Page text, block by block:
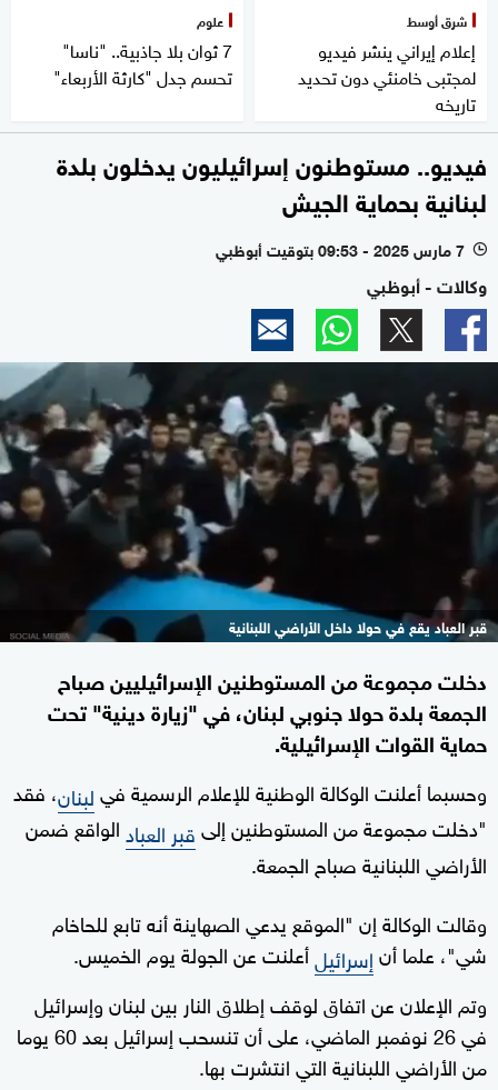
شرق أوسط
إعلام إيراني ينشر فيديو
لمجتبى خامنئي دون تحديد
تاريخه
علوم
7 ثوان بلا جاذبية.. "ناسا"
تحسم جدل "كارثة الأربعاء"
فيديو.. مستوطنون إسرائيليون يدخلون بلدة
لبنانية بحماية الجيش
l 7 مارس 2025 - 09:53 بتوقيت أبوظبي
وكالات - أبوظبي
قبر العباد يقع في حولا داخل الأراضي اللبنانية
دخلت مجموعة من المستوطنين الإسرائيليين صباح
الجمعة بلدة حولا جنوبي لبنان، في "زيارة دينية" تحت
حماية القوات الإسرائيلية.
وحسبما أعلنت الوكالة الوطنية للإعلام الرسمية فيلبنان، فقد
"دخلت مجموعة من المستوطنين إلىقبر العبادالواقع ضمن
الأراضي اللبنانية صباح الجمعة.
وقالت الوكالة إن "الموقع يدعي الصهاينة أنه تابع للحاخام
شي"، علما أنإسرائيلأعلنت عن الجولة يوم الخميس.
وتم الإعلان عن اتفاق لوقف إطلاق النار بين لبنان وإسرائيل
في 26 نوفمبر الماضي، على أن تنسحب إسرائيل بعد 60 يوما
من الأراضي اللبنانية التي انتشرت بها.